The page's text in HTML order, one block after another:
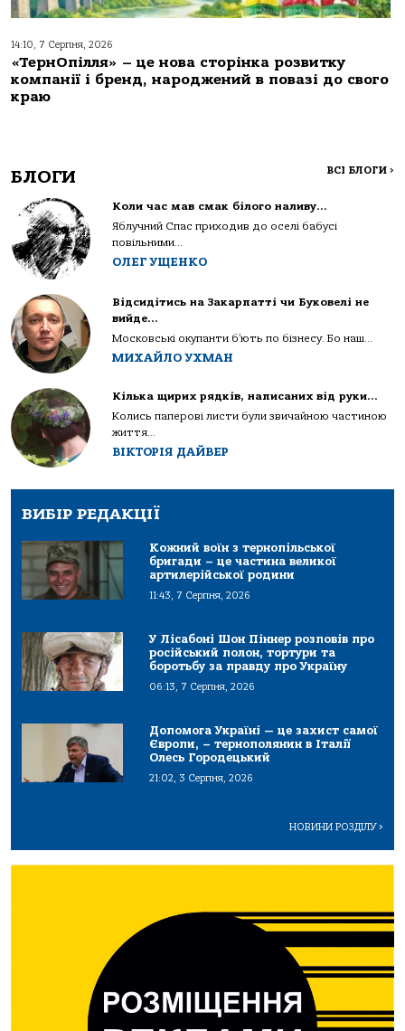
14:10, 7 Серпня, 2026
«ТернОпілля» – це нова сторінка розвитку
компанії і бренд, народжений в повазі до свого
краю
БЛОГИ ВСІ БЛОГИ >
Коли час мав смак білого наливу…
Яблучний Спас приходив до оселі бабусі
повільними...
ОЛЕГ УЩЕНКО
Відсидітись на Закарпатті чи Буковелі не
вийде…
Московські окупанти б’ють по бізнесу. Бо наш...
МИХАЙЛО УХМАН
Кілька щирих рядків, написаних від руки…
Колись паперові листи були звичайною частиною
життя...
ВІКТОРІЯ ДАЙВЕР
ВИБІР РЕДАКЦІЇ
Кожний воїн з тернопільської
бригади – це частина великої
артилерійської родини
11:43, 7 Серпня, 2026
У Лісабоні Шон Піннер розповів про
російський полон, тортури та
боротьбу за правду про Україну
06:13, 7 Серпня, 2026
Допомога Україні — це захист самої
Європи, – тернополянин в Італії
Олесь Городецький
21:02, 3 Серпня, 2026
НОВИНИ РОЗДІЛУ>